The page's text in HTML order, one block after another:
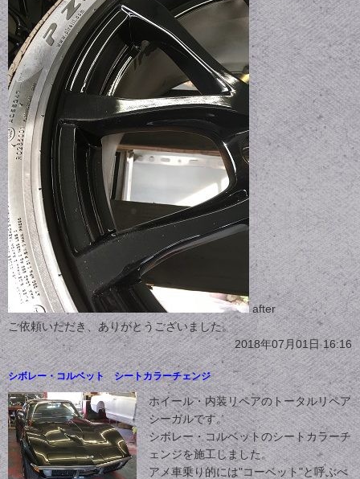
after
ご依頼いただき、ありがとうございました。
2018年07月01日 16:16
シボレー・コルベット シートカラーチェンジ
ホイール・内装リペアのトータルリペア
シーガルです。
シボレー・コルベットのシートカラーチ
ェンジを施工しました。
アメ車乗り的には"コーベット"と呼ぶべ